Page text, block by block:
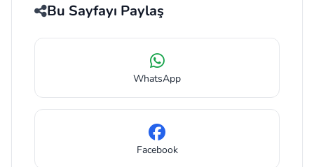
Bu Sayfayı Paylaş
WhatsApp
Facebook